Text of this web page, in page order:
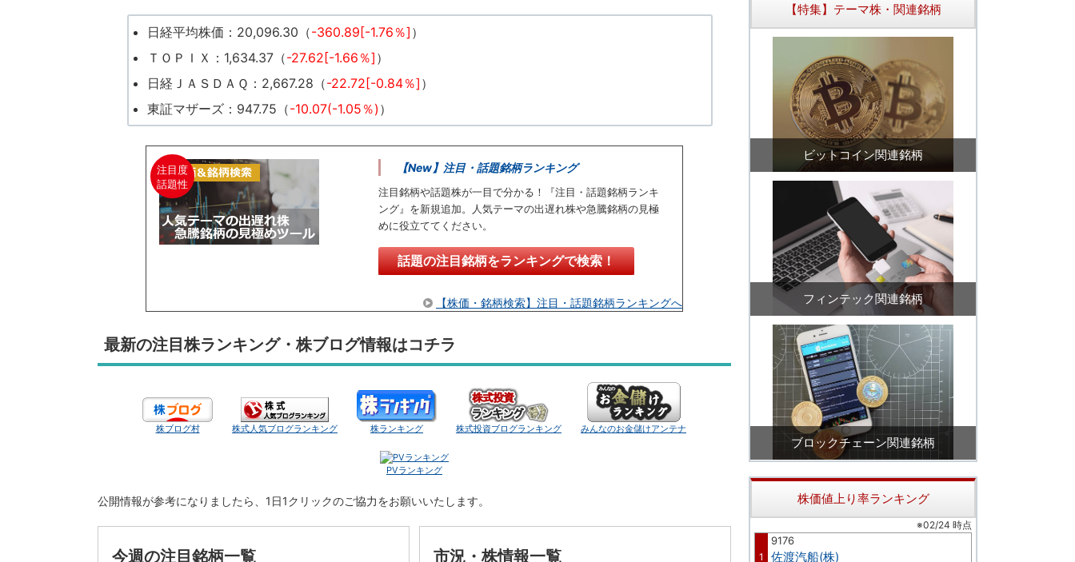
日経平均株価：20,096.30（-360.89[-1.76％] ）
ＴＯＰＩＸ：1,634.37（-27.62[-1.66％] ）
日経ＪＡＳＤＡＱ：2,667.28（-22.72[-0.84％] ）
東証マザーズ：947.75（-10.07(-1.05％) ）
注目度
話題性
【New】注目・話題銘柄ランキング
注目銘柄や話題株が一目で分かる！『注目・話題銘柄ランキ
ング』を新規追加。人気テーマの出遅れ株や急騰銘柄の見極
めに役立ててください。
話題の注目銘柄をランキングで検索！
【株価・銘柄検索】注目・話題銘柄ランキングへ
最新の注目株ランキング・株ブログ情報はコチラ
株ブログ村 株式人気ブログランキング 株ランキング 株式投資ブログランキング みんなのお金儲けアンテナ
PVランキング
公開情報が参考になりましたら、1日1クリックのご協力をお願いいたします。
今週の注目銘柄一覧 市況・株情報一覧
【特集】テーマ株・関連銘柄
ビットコイン関連銘柄
フィンテック関連銘柄
ブロックチェーン関連銘柄
株価値上り率ランキング
※02/24 時点
1
9176
佐渡汽船(株)